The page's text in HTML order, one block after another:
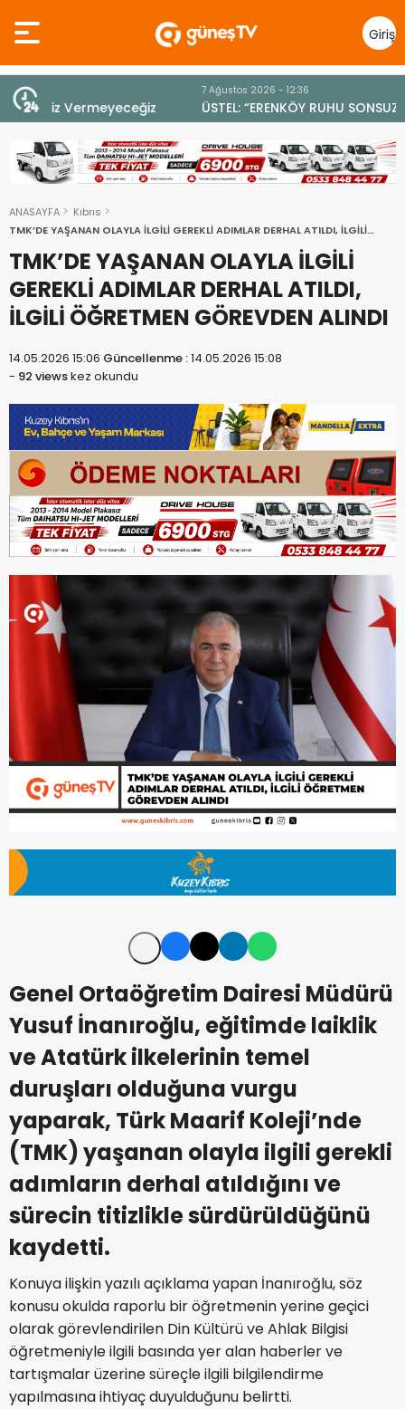
Giriş
Yap
ÜSTEL: “ERENKÖY RUHU SONSUZA DEK YAŞAYACAK”
ANASAYFA
Kıbrıs
TMK’DE YAŞANAN OLAYLA İLGİLİ GEREKLİ ADIMLAR DERHAL ATILDI, İLGİLİ
TMK’DE YAŞANAN OLAYLA İLGİLİ
GEREKLİ ADIMLAR DERHAL ATILDI,
İLGİLİ ÖĞRETMEN GÖREVDEN ALINDI
14.05.2026 15:06 Güncellenme :14.05.2026 15:08
- 92 viewskez okundu
Genel Ortaöğretim Dairesi Müdürü
Yusuf İnanıroğlu, eğitimde laiklik
ve Atatürk ilkelerinin temel
duruşları olduğuna vurgu
yaparak, Türk Maarif Koleji’nde
(TMK) yaşanan olayla ilgili gerekli
adımların derhal atıldığını ve
sürecin titizlikle sürdürüldüğünü
kaydetti.
Konuya ilişkin yazılı açıklama yapan İnanıroğlu, söz
konusu okulda raporlu bir öğretmenin yerine geçici
olarak görevlendirilen Din Kültürü ve Ahlak Bilgisi
öğretmeniyle ilgili basında yer alan haberler ve
tartışmalar üzerine süreçle ilgili bilgilendirme
yapılmasına ihtiyaç duyulduğunu belirtti.